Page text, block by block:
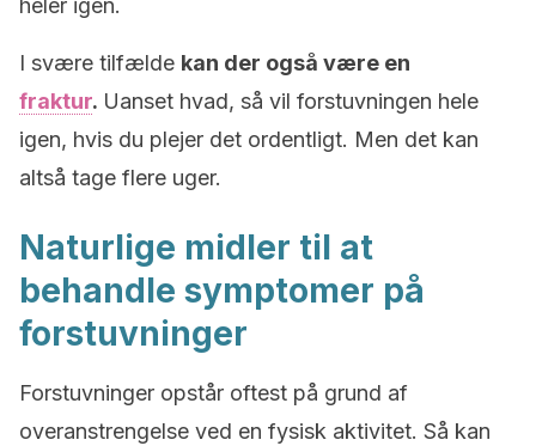
heler igen.
I svære tilfælde kan der også være en
fraktur. Uanset hvad, så vil forstuvningen hele
igen, hvis du plejer det ordentligt. Men det kan
altså tage flere uger.
Naturlige midler til at
behandle symptomer på
forstuvninger
Forstuvninger opstår oftest på grund af
overanstrengelse ved en fysisk aktivitet. Så kan